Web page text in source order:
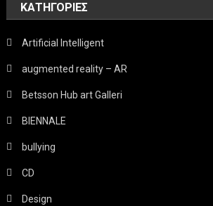
KΑΤΗΓΟΡΊΕΣ
Artificial Intelligent
augmented reality – AR
Betsson Hub art Galleri
BIENNALE
bullying
CD
Design